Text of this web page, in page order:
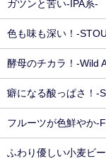
ガツンと苦い-IPA系-
色も味も深い！-
酵母のチカラ！-Wild
癖になる酸っぱさ！-
フルーツが色鮮やか-
ふわり優しい小麦ビ